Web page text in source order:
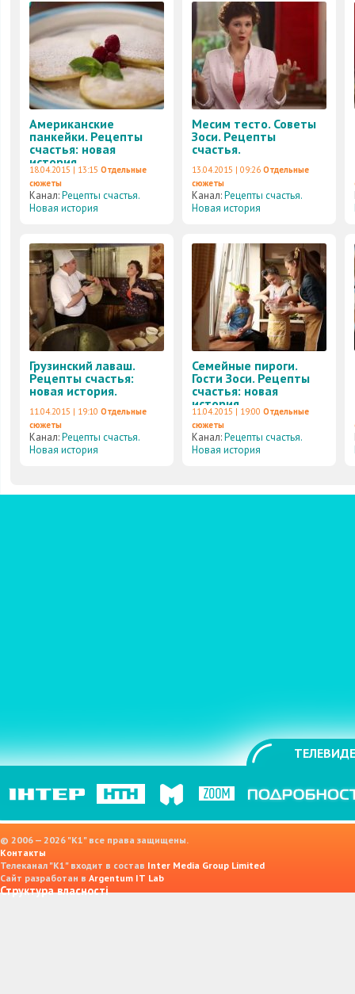
Американские
панкейки. Рецепты
счастья: новая
история
18.04.2015 | 13:15 Отдельные
сюжеты
Канал:Рецепты счастья.
Новая история
Месим тесто. Советы
Зоси. Рецепты
счастья.
13.04.2015 | 09:26 Отдельные
сюжеты
Канал:Рецепты счастья.
Новая история
Грузинский лаваш.
Рецепты счастья:
новая история.
11.04.2015 | 19:10 Отдельные
сюжеты
Канал:Рецепты счастья.
Новая история
Семейные пироги.
Гости Зоси. Рецепты
счастья: новая
история
11.04.2015 | 19:00 Отдельные
сюжеты
Канал:Рецепты счастья.
Новая история
© 2006 — 2026 "K1" все права защищены.
Контакты
Телеканал "К1" входит в состав Inter Media Group Limited
Сайт разработан в Argentum IT Lab
Структура власності